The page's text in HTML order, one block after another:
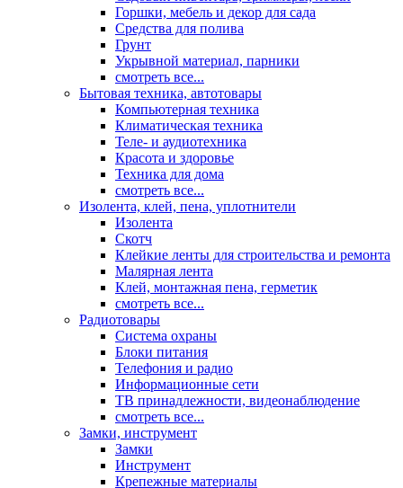
Горшки, мебель и декор для сада
Средства для полива
Грунт
Укрывной материал, парники
смотреть все...
Бытовая техника, автотовары
Компьютерная техника
Климатическая техника
Теле- и аудиотехника
Красота и здоровье
Техника для дома
смотреть все...
Изолента, клей, пена, уплотнители
Изолента
Скотч
Клейкие ленты для строительства и ремонта
Малярная лента
Клей, монтажная пена, герметик
смотреть все...
Радиотовары
Система охраны
Блоки питания
Телефония и радио
Информационные сети
ТВ принадлежности, видеонаблюдение
смотреть все...
Замки, инструмент
Замки
Инструмент
Крепежные материалы